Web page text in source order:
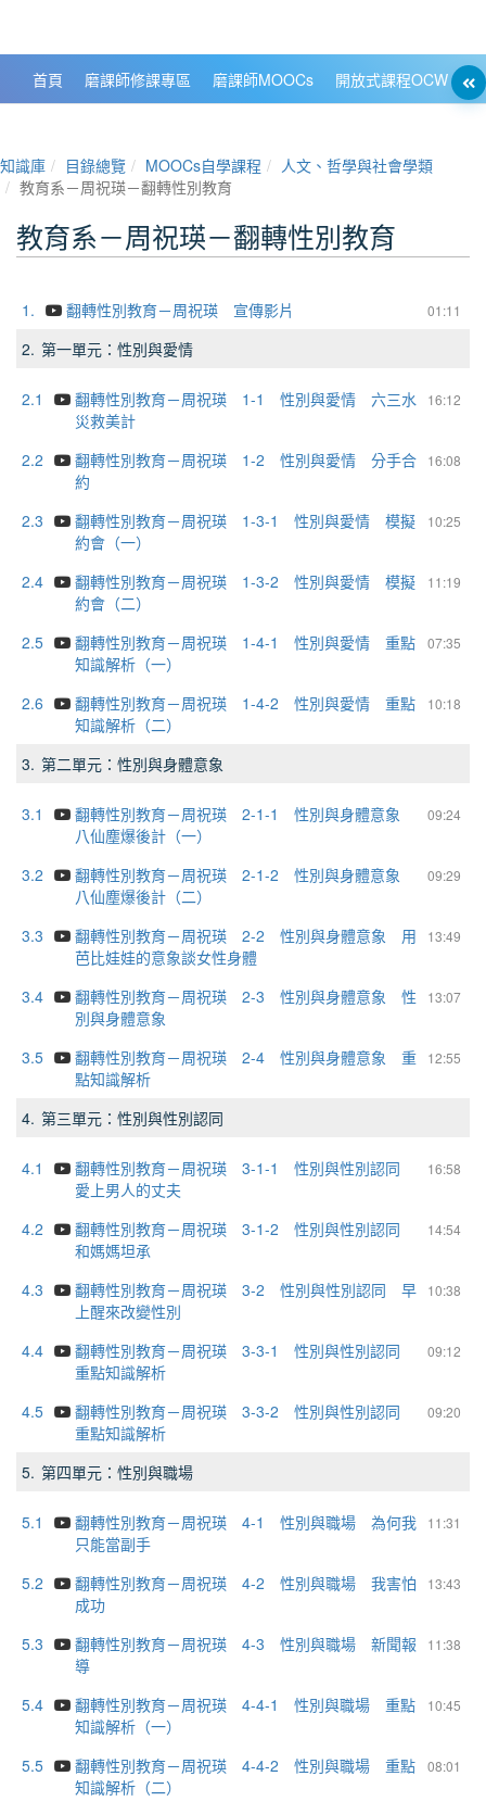
首頁 磨課師修課專區 磨課師MOOCs 開放式課程OCW
知識庫 目錄總覽 MOOCs自學課程
人文、哲學與社會學類
教育系－周祝瑛－翻轉性別教育
教育系－周祝瑛－翻轉性別教育
1. 01:11
翻轉性別教育－周祝瑛 宣傳影片
2. 第一單元：性別與愛情
2.1 16:12
翻轉性別教育－周祝瑛 1-1 性別與愛情 六三水
災救美計
2.2
16:08
翻轉性別教育－周祝瑛 1-2 性別與愛情 分手合
約
2.3
10:25
翻轉性別教育－周祝瑛 1-3-1 性別與愛情 模擬
約會（一）
2.4
11:19
翻轉性別教育－周祝瑛 1-3-2 性別與愛情 模擬
約會（二）
2.5
07:35
翻轉性別教育－周祝瑛 1-4-1 性別與愛情 重點
知識解析（一）
2.6
10:18
翻轉性別教育－周祝瑛 1-4-2 性別與愛情 重點
知識解析（二）
3. 第二單元：性別與身體意象
3.1 09:24
翻轉性別教育－周祝瑛 2-1-1 性別與身體意象
八仙塵爆後計（一）
3.2
09:29
翻轉性別教育－周祝瑛 2-1-2 性別與身體意象
八仙塵爆後計（二）
3.3
13:49
翻轉性別教育－周祝瑛 2-2 性別與身體意象 用
芭比娃娃的意象談女性身體
3.4
13:07
翻轉性別教育－周祝瑛 2-3 性別與身體意象 性
別與身體意象
3.5
12:55
翻轉性別教育－周祝瑛 2-4 性別與身體意象 重
點知識解析
4. 第三單元：性別與性別認同
4.1 16:58
翻轉性別教育－周祝瑛 3-1-1 性別與性別認同
愛上男人的丈夫
4.2
14:54
翻轉性別教育－周祝瑛 3-1-2 性別與性別認同
和媽媽坦承
4.3
10:38
翻轉性別教育－周祝瑛 3-2 性別與性別認同 早
上醒來改變性別
4.4
09:12
翻轉性別教育－周祝瑛 3-3-1 性別與性別認同
重點知識解析
4.5
09:20
翻轉性別教育－周祝瑛 3-3-2 性別與性別認同
重點知識解析
5. 第四單元：性別與職場
5.1 11:31
翻轉性別教育－周祝瑛 4-1 性別與職場 為何我
只能當副手
5.2
13:43
翻轉性別教育－周祝瑛 4-2 性別與職場 我害怕
成功
5.3
11:38
翻轉性別教育－周祝瑛 4-3 性別與職場 新聞報
導
5.4
10:45
翻轉性別教育－周祝瑛 4-4-1 性別與職場 重點
知識解析（一）
5.5
08:01
翻轉性別教育－周祝瑛 4-4-2 性別與職場 重點
知識解析（二）